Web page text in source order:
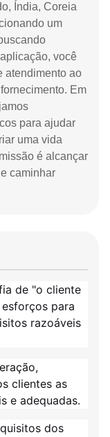
Índia, Coreia
um
você
atendimento ao
Em
para ajudar
uma vida
é alcançar
caminhar
de "o cliente
para
razoáveis
clientes as
e adequadas.
dos